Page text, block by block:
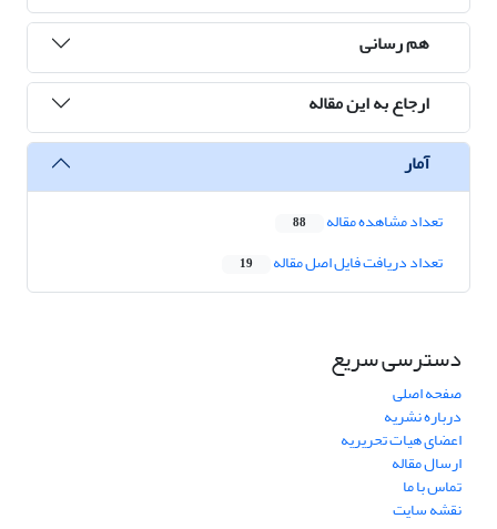
هم رسانی
ارجاع به این مقاله
آمار
تعداد مشاهده مقاله 88
تعداد دریافت فایل اصل مقاله 19
دسترسی سریع
صفحه اصلی
درباره نشریه
اعضای هیات تحریریه
ارسال مقاله
تماس با ما
نقشه سایت